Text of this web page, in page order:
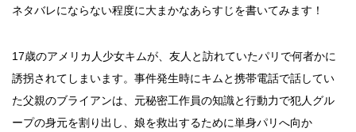
ネタバレにならない程度に大まかなあらすじを書いてみます！
17歳のアメリカ人少女キムが、友人と訪れていたパリで何者かに
誘拐されてしまいます。事件発生時にキムと携帯電話で話してい
た父親のブライアンは、元秘密工作員の知識と行動力で犯人グル
ープの身元を割り出し、娘を救出するために単身パリへ向か